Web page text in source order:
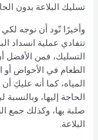
تسليك البلاعة بدون
وأخيرًا نّود أن نوجه
تتفادي عملية انسداد
التسليك، فمن الأفضل
الطعام في الأحواض أو
المياه، كما أنه عليكِ
الحاجة إليها،
صلبة بها، وكذلك جمع
البلاعة.